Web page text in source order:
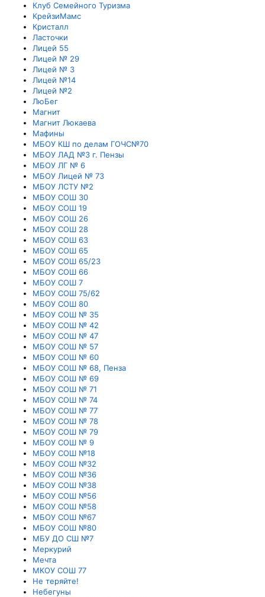
Клуб Семейного Туризма
КрейзиМамс
Кристалл
Ласточки
Лицей 55
Лицей № 29
Лицей № 3
Лицей №14
Лицей №2
ЛюБег
Магнит
Магнит Люкаева
Мафины
МБОУ КШ по делам ГОЧС№70
МБОУ ЛАД №3 г. Пензы
МБОУ ЛГ № 6
МБОУ Лицей № 73
МБОУ ЛСТУ №2
МБОУ СОШ 30
МБОУ СОШ 19
МБОУ СОШ 26
МБОУ СОШ 28
МБОУ СОШ 63
МБОУ СОШ 65
МБОУ СОШ 65/23
МБОУ СОШ 66
МБОУ СОШ 7
МБОУ СОШ 75/62
МБОУ СОШ 80
МБОУ СОШ № 35
МБОУ СОШ № 42
МБОУ СОШ № 47
МБОУ СОШ № 57
МБОУ СОШ № 60
МБОУ СОШ № 68, Пенза
МБОУ СОШ № 69
МБОУ СОШ № 71
МБОУ СОШ № 74
МБОУ СОШ № 77
МБОУ СОШ № 78
МБОУ СОШ № 79
МБОУ СОШ № 9
МБОУ СОШ №18
МБОУ СОШ №32
МБОУ СОШ №36
МБОУ СОШ №38
МБОУ СОШ №56
МБОУ СОШ №58
МБОУ СОШ №67
МБОУ СОШ №80
МБУ ДО СШ №7
Меркурий
Мечта
МКОУ СОШ 77
Не теряйте!
Небегуны